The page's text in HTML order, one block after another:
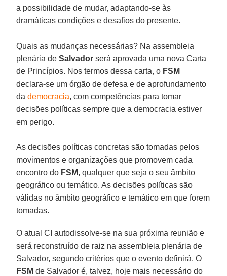
a possibilidade de mudar, adaptando-se às
dramáticas condições e desafios do presente.
Quais as mudanças necessárias? Na assembleia
plenária deSalvador será aprovada uma nova Carta
de Princípios. Nos termos dessa carta, o FSM
declara-se um órgão de defesa e de aprofundamento
dademocracia, com competências para tomar
decisões políticas sempre que a democracia estiver
em perigo.
As decisões políticas concretas são tomadas pelos
movimentos e organizações que promovem cada
encontro do FSM, qualquer que seja o seu âmbito
geográfico ou temático. As decisões políticas são
válidas no âmbito geográfico e temático em que forem
tomadas.
O atual CI autodissolve-se na sua próxima reunião e
será reconstruído de raiz na assembleia plenária de
Salvador, segundo critérios que o evento definirá. O
FSM de Salvador é, talvez, hoje mais necessário do